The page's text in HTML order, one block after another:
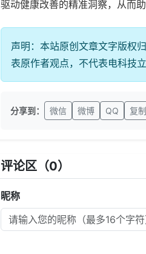
驱动健康改善的精准洞察，从而
声明：本站原创文章文字版权
表原作者观点，不代表电科技
分享到： 微信 微博 QQ 复
评论区（0）
昵称